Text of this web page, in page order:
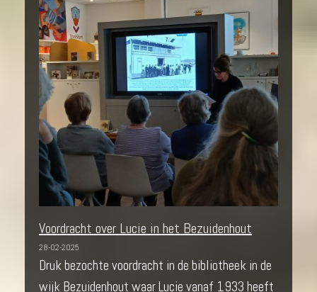
Voordracht over Lucie in het Bezuidenhout
28-02-2025
Druk bezochte voordracht in de bibliotheek in de
wijk Bezuidenhout waar Lucie vanaf 1933 heeft